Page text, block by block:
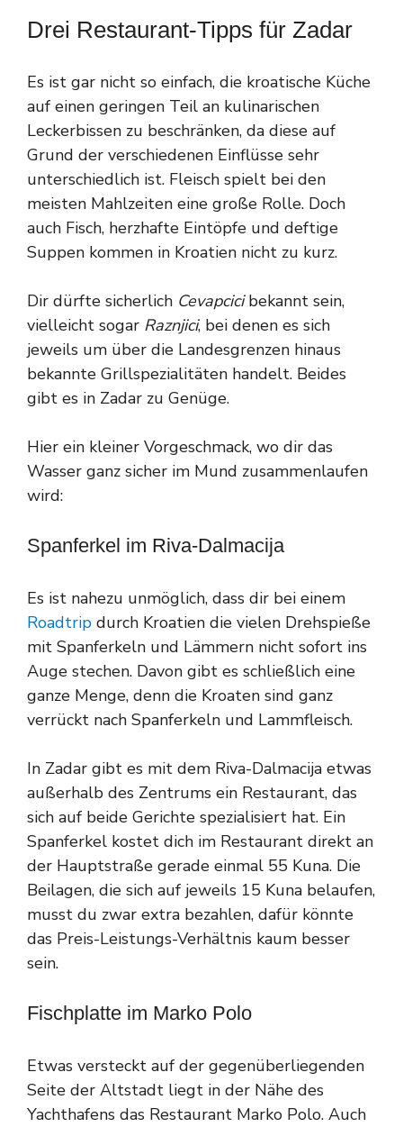
Drei Restaurant-Tipps für Zadar
Es ist gar nicht so einfach, die kroatische Küche
auf einen geringen Teil an kulinarischen
Leckerbissen zu beschränken, da diese auf
Grund der verschiedenen Einflüsse sehr
unterschiedlich ist. Fleisch spielt bei den
meisten Mahlzeiten eine große Rolle. Doch
auch Fisch, herzhafte Eintöpfe und deftige
Suppen kommen in Kroatien nicht zu kurz.
Dir dürfte sicherlich Cevapcicibekannt sein,
vielleicht sogar Raznjici, bei denen es sich
jeweils um über die Landesgrenzen hinaus
bekannte Grillspezialitäten handelt. Beides
gibt es in Zadar zu Genüge.
Hier ein kleiner Vorgeschmack, wo dir das
Wasser ganz sicher im Mund zusammenlaufen
wird:
Spanferkel im Riva-Dalmacija
Es ist nahezu unmöglich, dass dir bei einem
Roadtrip durch Kroatien die vielen Drehspieße
mit Spanferkeln und Lämmern nicht sofort ins
Auge stechen. Davon gibt es schließlich eine
ganze Menge, denn die Kroaten sind ganz
verrückt nach Spanferkeln und Lammfleisch.
In Zadar gibt es mit dem Riva-Dalmacija etwas
außerhalb des Zentrums ein Restaurant, das
sich auf beide Gerichte spezialisiert hat. Ein
Spanferkel kostet dich im Restaurant direkt an
der Hauptstraße gerade einmal 55 Kuna. Die
Beilagen, die sich auf jeweils 15 Kuna belaufen,
musst du zwar extra bezahlen, dafür könnte
das Preis-Leistungs-Verhältnis kaum besser
sein.
Fischplatte im Marko Polo
Etwas versteckt auf der gegenüberliegenden
Seite der Altstadt liegt in der Nähe des
Yachthafens das Restaurant Marko Polo. Auch